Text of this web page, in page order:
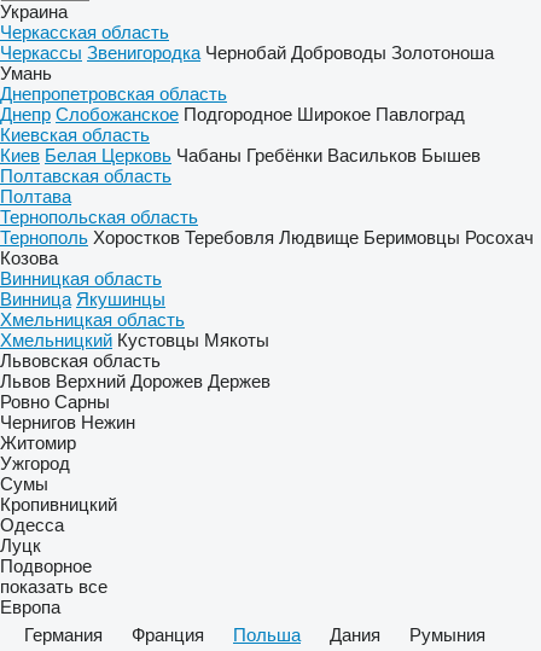
Украина
Черкасская область
Черкассы Звенигородка Чернобай Доброводы Золотоноша
Умань
Днепропетровская область
Днепр Слобожанское Подгородное Широкое Павлоград
Киевская область
Киев Белая Церковь Чабаны Гребёнки Васильков Бышев
Полтавская область
Полтава
Тернопольская область
Тернополь Хоростков Теребовля Людвище Беримовцы Росохач
Козова
Винницкая область
Винница Якушинцы
Хмельницкая область
Хмельницкий Кустовцы Мякоты
Львовская область
Львов Верхний Дорожев Держев
Ровно Сарны
Чернигов Нежин
Житомир
Ужгород
Сумы
Кропивницкий
Одесса
Луцк
Подворное
показать все
Европа
Германия
Франция Польша Дания
Румыния